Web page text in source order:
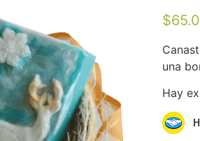
$
una
Hay